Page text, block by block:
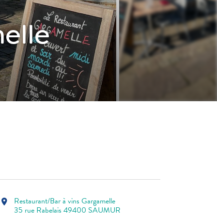
location_on Restaurant/Bar à vins Gargamelle
35 rue Rabelais 49400 SAUMUR